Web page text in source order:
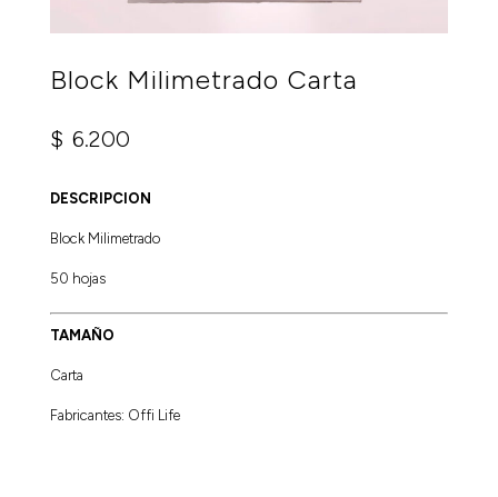
Block Milimetrado Carta
$ 6.200
DESCRIPCION
Block Milimetrado
50 hojas
TAMAÑO
Carta
Fabricantes: Offi Life